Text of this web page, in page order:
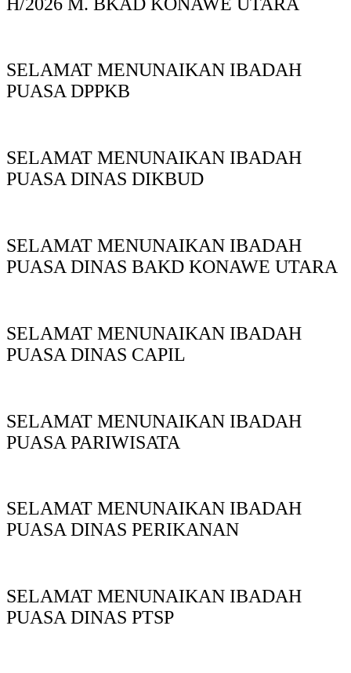
SELAMAT MENUNAIKAN IBADAH
PUASA DPPKB
SELAMAT MENUNAIKAN IBADAH
PUASA DINAS DIKBUD
SELAMAT MENUNAIKAN IBADAH
PUASA DINAS BAKD KONAWE UTARA
SELAMAT MENUNAIKAN IBADAH
PUASA DINAS CAPIL
SELAMAT MENUNAIKAN IBADAH
PUASA PARIWISATA
SELAMAT MENUNAIKAN IBADAH
PUASA DINAS PERIKANAN
SELAMAT MENUNAIKAN IBADAH
PUASA DINAS PTSP